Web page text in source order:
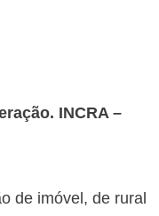
INCRA –
de imóvel, de rural